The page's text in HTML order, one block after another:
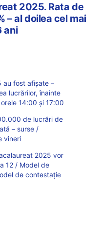
2025. Rata de
– al doilea cel mai
ani
au fost afișate –
lucrărilor, înainte
14:00 și 17:00
de lucrări de
– surse /
vineri
2025 vor
12 / Model de
de contestație